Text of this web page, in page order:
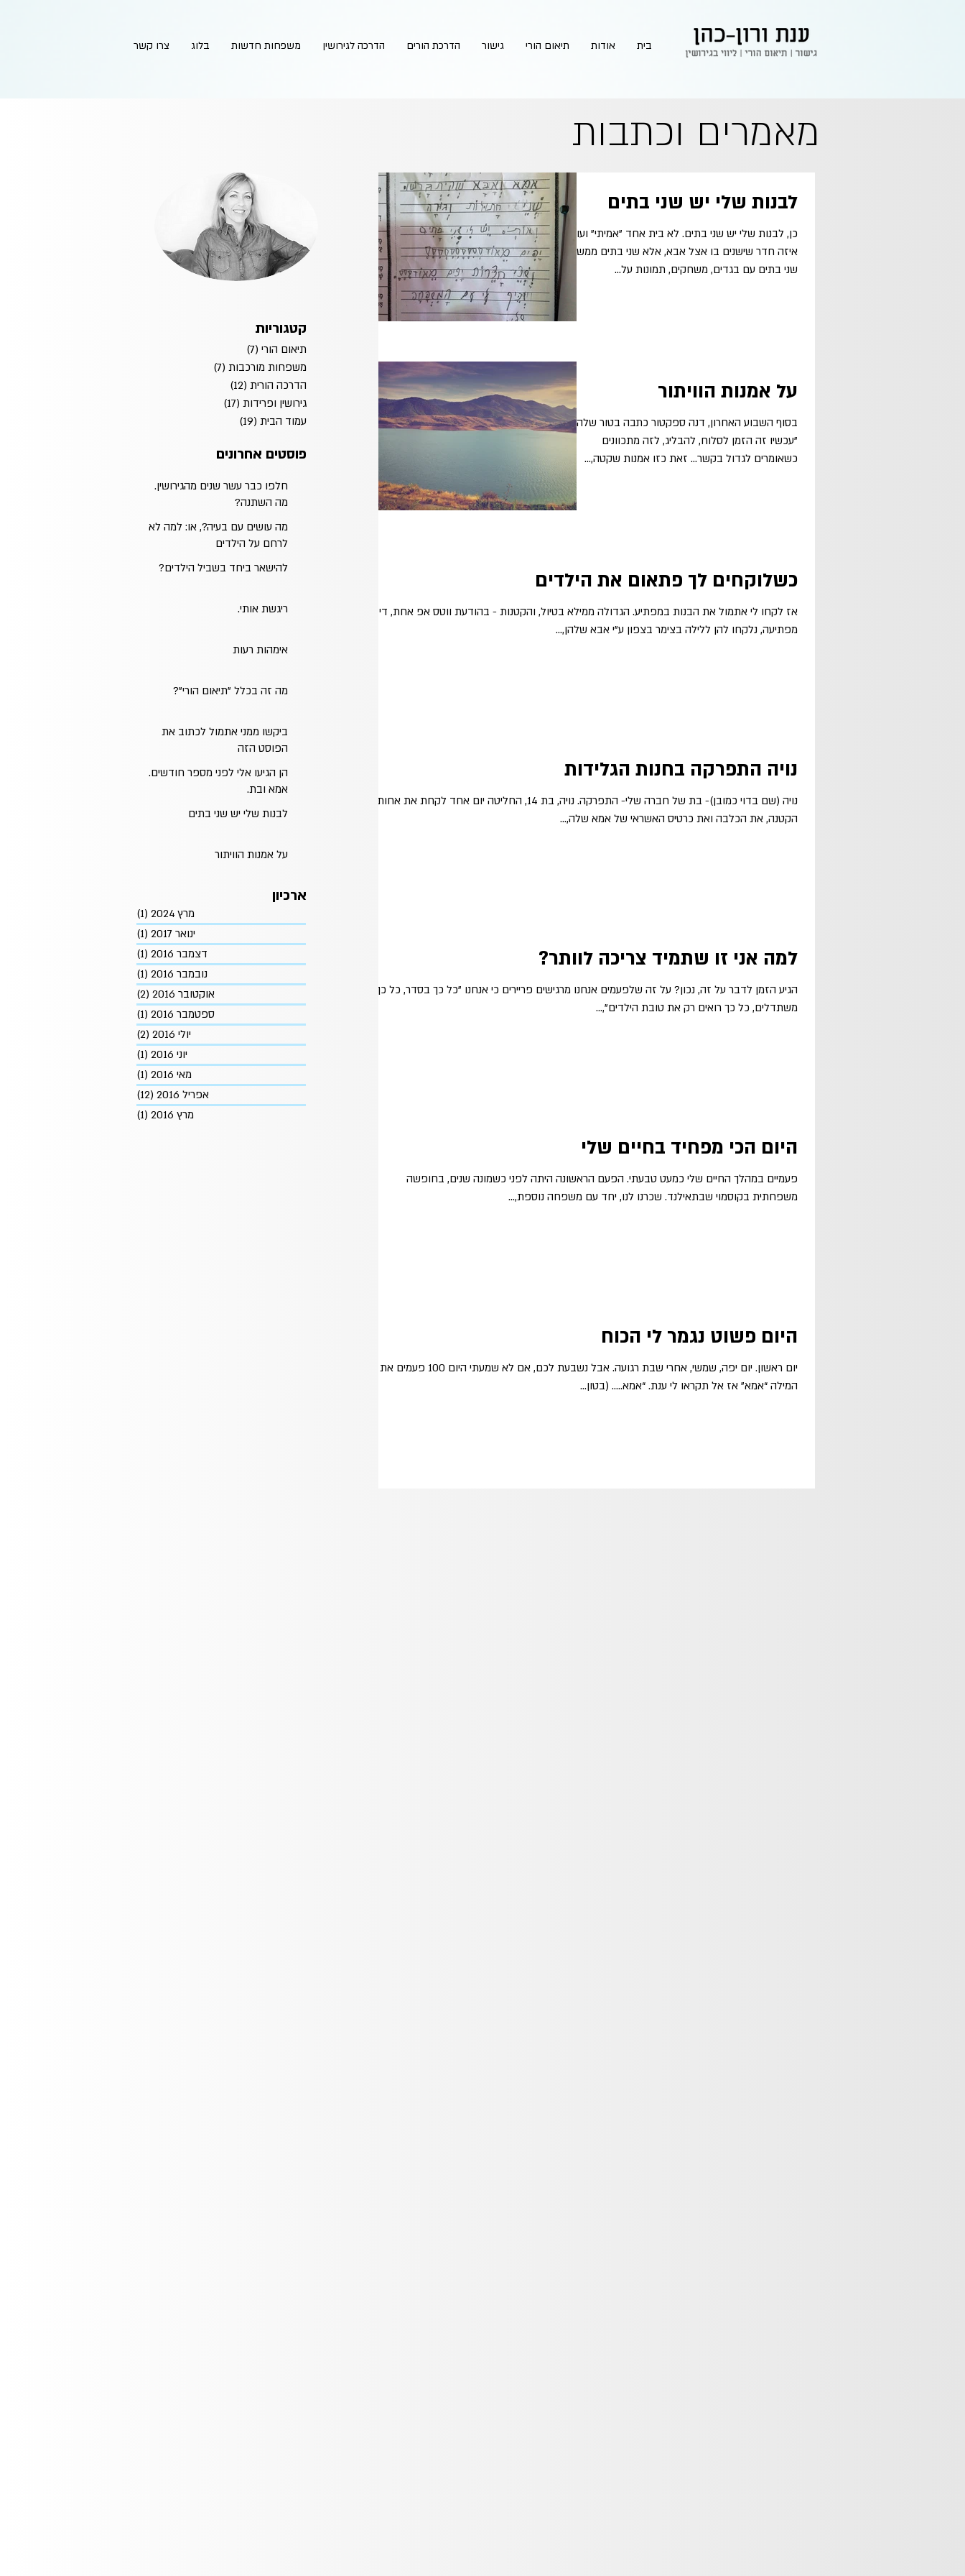
צרו קשר בלוג משפחות חדשות הדרכה לגירושין הדרכת הורים גישור תיאום הורי אודות בית
מאמרים וכתבות
קטגוריות
תיאום הורי (7)
משפחות מורכבות (7)
הדרכה הורית (12)
גירושין ופרידות (17)
עמוד הבית (19)
פוסטים אחרונים
חלפו כבר עשר שנים מהגירושין.
מה השתנה?
מה עושים עם בעיה?, או: למה לא
לרחם על הילדים
להישאר ביחד בשביל הילדים?
ריגשת אותי.
אימהות רעות
מה זה בכלל "תיאום הורי"?
ביקשו ממני אתמול לכתוב את
הפוסט הזה
הן הגיעו אלי לפני מספר חודשים.
אמא ובת.
לבנות שלי יש שני בתים
על אמנות הוויתור
ארכיון
מרץ 2024 (1)
ינואר 2017
(1)
דצמבר 2016
(1)
נובמבר 2016
(1)
אוקטובר 2016
(2)
ספטמבר 2016
(1)
יולי 2016
(2)
יוני 2016
(1)
מאי 2016
(1)
אפריל 2016
(12)
מרץ 2016
(1)
לבנות שלי יש שני בתים
כן, לבנות שלי יש שני בתים. לא בית אחד "אמיתי" ועוד
איזה חדר שישנים בו אצל אבא, אלא שני בתים ממש.
שני בתים עם בגדים, משחקים, תמונות על...
על אמנות הוויתור
בסוף השבוע האחרון, דנה ספקטור כתבה בטור שלה:
"עכשיו זה הזמן לסלוח, להבליג, לזה מתכוונים
כשאומרים לגדול בקשר... זאת כזו אמנות שקטה,...
כשלוקחים לך פתאום את הילדים
אז לקחו לי אתמול את הבנות במפתיע. הגדולה ממילא בטיול, והקטנות - בהודעת ווטס אפ אחת, די
מפתיעה, נלקחו להן ללילה בצימר בצפון ע"י אבא שלהן,...
נויה התפרקה בחנות הגלידות
נויה (שם בדוי כמובן)- בת של חברה שלי- התפרקה. נויה, בת 14, החליטה יום אחד לקחת את אחותה
הקטנה, את הכלבה ואת כרטיס האשראי של אמא שלה,...
למה אני זו שתמיד צריכה לוותר?
הגיע הזמן לדבר על זה, נכון? על זה שלפעמים אנחנו מרגישים פריירים כי אנחנו "כל כך בסדר, כל כך
משתדלים, כל כך רואים רק את טובת הילדים",...
היום הכי מפחיד בחיים שלי
פעמיים במהלך החיים שלי כמעט טבעתי. הפעם הראשונה היתה לפני כשמונה שנים, בחופשה
משפחתית בקוסמוי שבתאילנד. שכרנו לנו, יחד עם משפחה נוספת,...
היום פשוט נגמר לי הכוח
יום ראשון. יום יפה, שמשי, אחרי שבת רגועה. אבל נשבעת לכם, אם לא שמעתי היום 100 פעמים את
המילה “אמא” אז אל תקראו לי ענת. “אמא….. (בטון...